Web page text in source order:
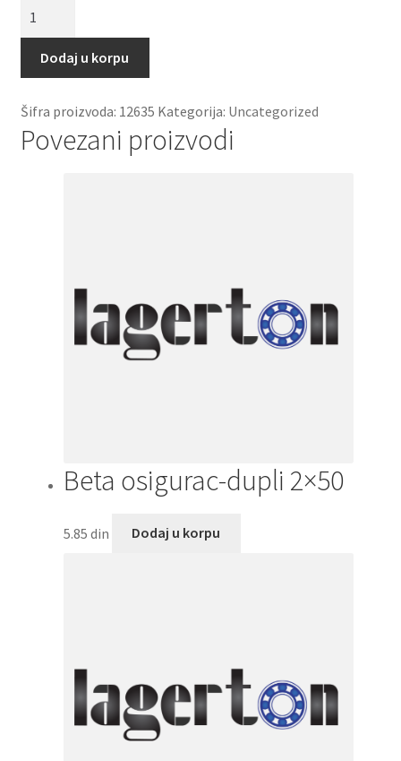
(SPA
Lw=1512Li)
Gufero
Dodaj u korpu
Šifra proizvoda: 12635 Kategorija: Uncategorized
Povezani proizvodi
Beta osigurac-dupli 2×50
5.85 din Dodaj u korpu